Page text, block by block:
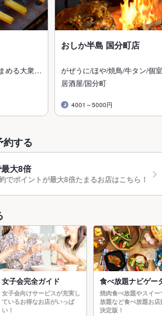
める大衆…
おしか半島 国分町店
がぜうに/ほや/焼鳥/牛タン/個
居酒屋/国分町
4001～5000円
約する
大8倍
でポイントが最大8倍たまるお店はこちら！
女子会完全ガイド
女子会向けサービスが充実し
ているお得なお店がいっぱ
い！
食べ放題ナビゲー
焼肉食べ放題やスイー
放題など食べ放題お店
決定版！